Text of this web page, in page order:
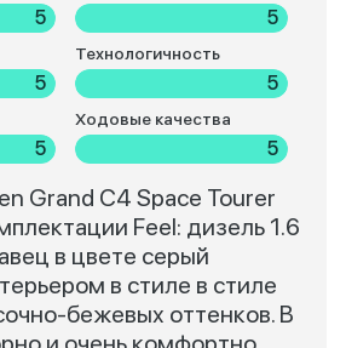
5 5
5
Технологичность
5
5
Ходовые качества
5
Grand C4 Space Tourer
Feel: дизель 1.6
в цвете серый
в стиле в стиле
бежевых оттенков. В